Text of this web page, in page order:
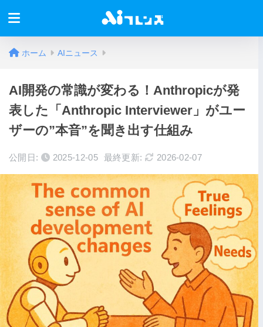
ホーム AIニュース
AI開発の常識が変わる！Anthropicが発
表した「Anthropic Interviewer」がユー
ザーの”本音”を聞き出す仕組み
公開日: 2025-12-05 最終更新: 2026-02-07